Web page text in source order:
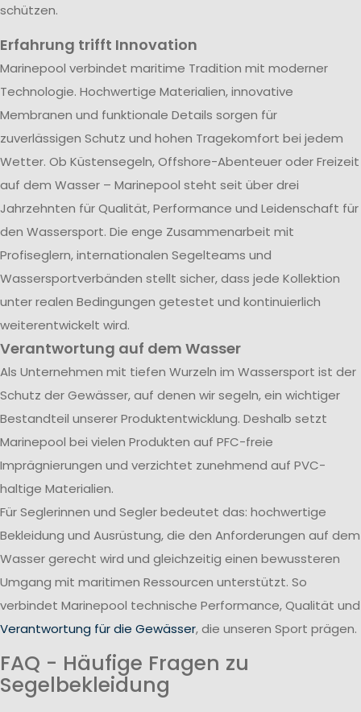
schützen.
Erfahrung trifft Innovation
Marinepool verbindet maritime Tradition mit moderner
Technologie. Hochwertige Materialien, innovative
Membranen und funktionale Details sorgen für
zuverlässigen Schutz und hohen Tragekomfort bei jedem
Wetter. Ob Küstensegeln, Offshore-Abenteuer oder Freizeit
auf dem Wasser – Marinepool steht seit über drei
Jahrzehnten für Qualität, Performance und Leidenschaft für
den Wassersport. Die enge Zusammenarbeit mit
Profiseglern, internationalen Segelteams und
Wassersportverbänden stellt sicher, dass jede Kollektion
unter realen Bedingungen getestet und kontinuierlich
weiterentwickelt wird.
Verantwortung auf dem Wasser
Als Unternehmen mit tiefen Wurzeln im Wassersport ist der
Schutz der Gewässer, auf denen wir segeln, ein wichtiger
Bestandteil unserer Produktentwicklung. Deshalb setzt
Marinepool bei vielen Produkten auf PFC-freie
Imprägnierungen und verzichtet zunehmend auf PVC-
haltige Materialien.
Für Seglerinnen und Segler bedeutet das: hochwertige
Bekleidung und Ausrüstung, die den Anforderungen auf dem
Wasser gerecht wird und gleichzeitig einen bewussteren
Umgang mit maritimen Ressourcen unterstützt. So
verbindet Marinepool technische Performance, Qualität und
Verantwortung für die Gewässer, die unseren Sport prägen.
FAQ - Häufige Fragen zu
Segelbekleidung